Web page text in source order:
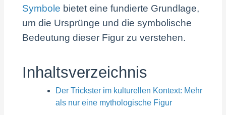
Symbole bietet eine fundierte Grundlage,
um die Ursprünge und die symbolische
Bedeutung dieser Figur zu verstehen.
Inhaltsverzeichnis
Der Trickster im kulturellen Kontext: Mehr
als nur eine mythologische Figur